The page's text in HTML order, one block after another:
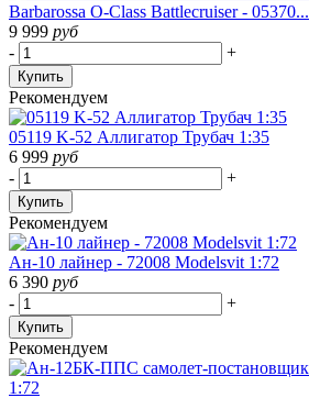
Barbarossa O-Class Battlecruiser - 05370...
9 999 руб
-
+
Купить
Рекомендуем
05119 K-52 Аллигатор Трубач 1:35
6 999 руб
-
+
Купить
Рекомендуем
Ан-10 лайнер - 72008 Modelsvit 1:72
6 390 руб
-
+
Купить
Рекомендуем